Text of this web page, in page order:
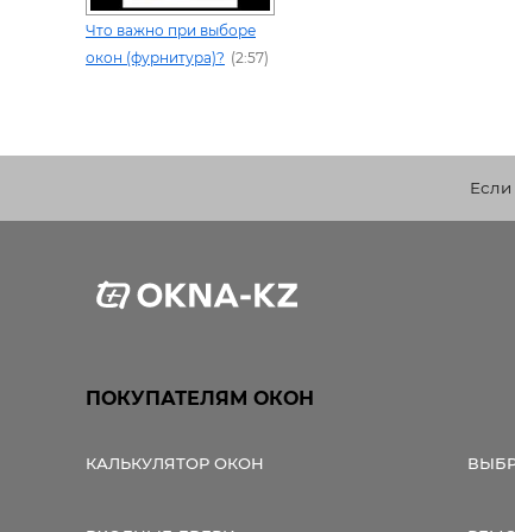
Что важно при выборе
окон (фурнитура)? (2:57)
ПОКУПАТЕЛЯМ ОКОН
КАЛЬКУЛЯТОР ОКОН